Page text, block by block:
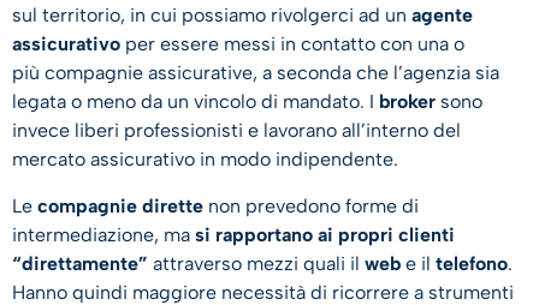
sul territorio, in cui possiamo rivolgerci ad un agente
assicurativo per essere messi in contatto con una o
più compagnie assicurative, a seconda che l’agenzia sia
legata o meno da un vincolo di mandato. I broker sono
invece liberi professionisti e lavorano all’interno del
mercato assicurativo in modo indipendente.
Le compagnie dirette non prevedono forme di
intermediazione, ma si rapportano ai propri clienti
“direttamente” attraverso mezzi quali il web e il telefono.
Hanno quindi maggiore necessità di ricorrere a strumenti